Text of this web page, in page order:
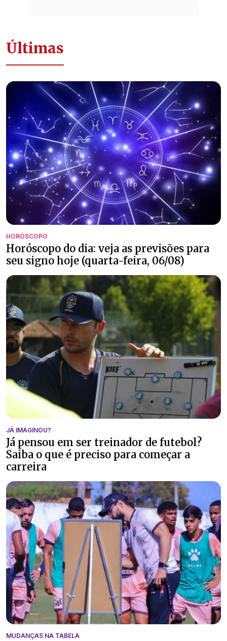
Últimas
HORÓSCOPO
Horóscopo do dia: veja as previsões para
seu signo hoje (quarta-feira, 06/08)
JÁ IMAGINOU?
Já pensou em ser treinador de futebol?
Saiba o que é preciso para começar a
carreira
MUDANÇAS NA TABELA